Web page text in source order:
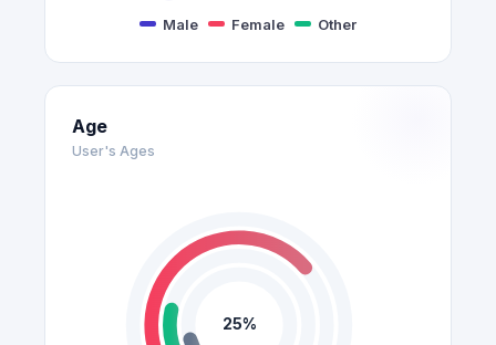
Male Female Other
Age
User's Ages
25%